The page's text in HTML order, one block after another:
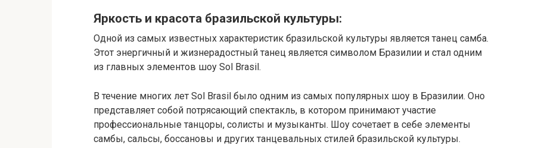
Яркость и красота бразильской культуры:
Одной из самых известных характеристик бразильской культуры является танец самба.
Этот энергичный и жизнерадостный танец является символом Бразилии и стал одним
из главных элементов шоу Sol Brasil.
В течение многих лет Sol Brasil было одним из самых популярных шоу в Бразилии. Оно
представляет собой потрясающий спектакль, в котором принимают участие
профессиональные танцоры, солисты и музыканты. Шоу сочетает в себе элементы
самбы, сальсы, боссановы и других танцевальных стилей бразильской культуры.